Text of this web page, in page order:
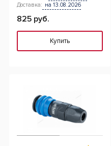
Доставка: на 13.08.2026
825 руб.
Купить